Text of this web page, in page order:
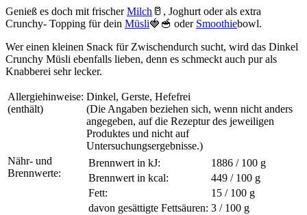
Genieß es doch mit frischerMilch 🥛, Joghurt oder als extra
Crunchy- Topping für dein Müsli🍓🥣 oder Smoothiebowl.
Wer einen kleinen Snack für Zwischendurch sucht, wird das Dinkel
Crunchy Müsli ebenfalls lieben, denn es schmeckt auch pur als
Knabberei sehr lecker.
Allergiehinweise:
(enthält)
Dinkel, Gerste, Hefefrei
(Die Angaben beziehen sich, wenn nicht anders
angegeben, auf die Rezeptur des jeweiligen
Produktes und nicht auf
Untersuchungsergebnisse.)
Nähr- und
Brennwerte:
Brennwert in kJ:
1886 / 100 g
Brennwert in kcal:
449 / 100 g
Fett:
15 / 100 g
davon gesättigte Fettsäuren: 3 / 100 g